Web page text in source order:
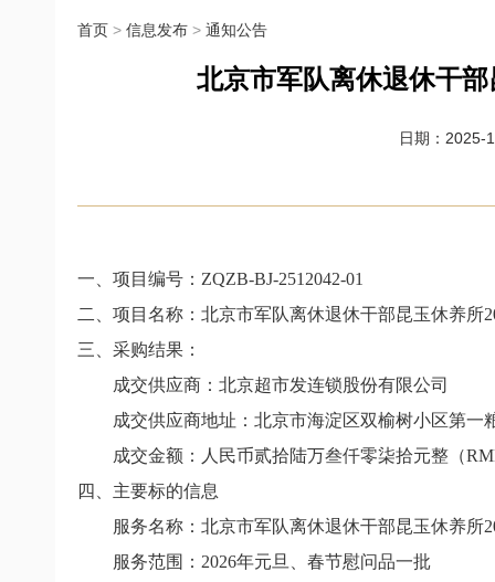
首页 > 信息发布 > 通知公告
北京市军队离休退休干
日期：2025-
一、项目编号：ZQZB-BJ-2512042-01
二、项目名称：北京市军队离休退休干部昆玉休养所
三、采购结果：
成交供应商：北京超市发连锁股份有限公司
成交供应商地址：北京市海淀区双榆树小区第一粮
成交金额：人民币贰拾陆万叁仟零柒拾元整（
四、主要标的信息
服务名称：北京市军队离休退休干部昆玉休养所
服务范围：2026年元旦、春节慰问品一批